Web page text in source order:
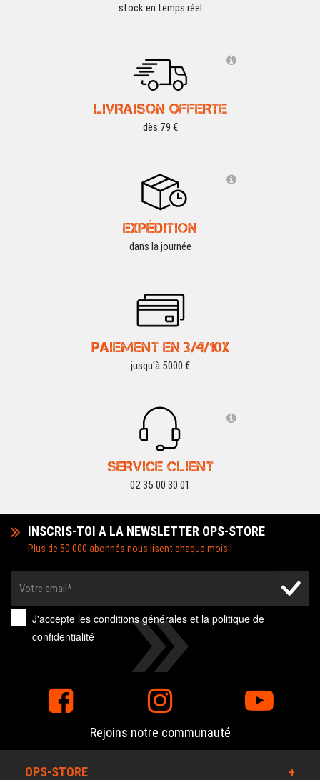
stock en temps réel
LIVRAISON OFFERTE
dès 79 €
EXPÉDITION
dans la journée
PAIEMENT EN 3/4/10X
jusqu'à 5000 €
SERVICE CLIENT
02 35 00 30 01
INSCRIS-TOI A LA NEWSLETTER OPS-STORE
Plus de 50 000 abonnés nous lisent chaque mois !
J'accepte lesconditions générales et lapolitique de
confidentialité
Rejoins notre communauté
OPS-STORE